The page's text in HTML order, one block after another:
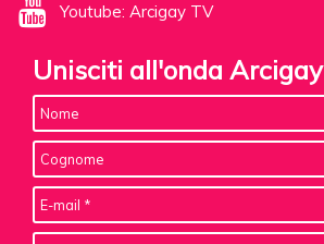
Youtube: Arcigay TV
Unisciti all'onda Arcigay